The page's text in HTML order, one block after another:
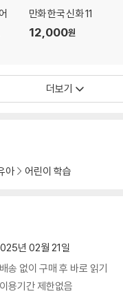
만화 한국 신화 11
12,000원
더보기
아 어린이 학습
년 02월 21일
배송 없이 구매 후 바로 읽기
이용기간 제한없음